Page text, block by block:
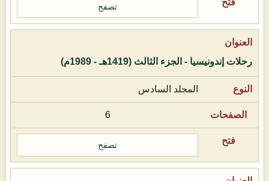
تصفح
رحلات إندونيسيا - الجزء الثالث (1419هـ - 1989م)
المجلد السادس
6
تصفح